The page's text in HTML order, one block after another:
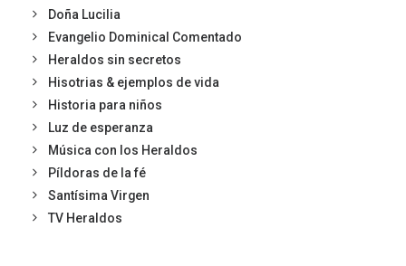
Doña Lucilia
Evangelio Dominical Comentado
Heraldos sin secretos
Hisotrias & ejemplos de vida
Historia para niños
Luz de esperanza
Música con los Heraldos
Píldoras de la fé
Santísima Virgen
TV Heraldos